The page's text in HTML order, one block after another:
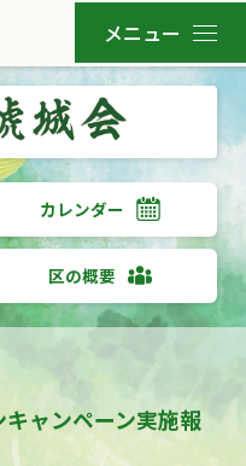
カレンダー
区の概要
ャンペーン実施報